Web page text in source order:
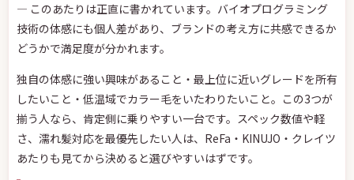
— このあたりは正直に書かれています。バイオプログラミング
技術の体感にも個人差があり、ブランドの考え方に共感できるか
どうかで満足度が分かれます。
独自の体感に強い興味があること・最上位に近いグレードを所有
したいこと・低温域でカラー毛をいたわりたいこと。この3つが
揃う人なら、肯定側に乗りやすい一台です。スペック数値や軽
さ、濡れ髪対応を最優先したい人は、ReFa・KINUJO・クレイツ
あたりも見てから決めると選びやすいはずです。